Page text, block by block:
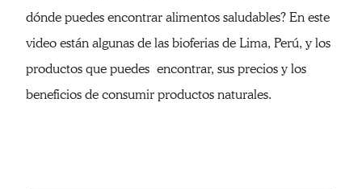
dónde puedes encontrar alimentos saludables? En este
video están algunas de las bioferias de Lima, Perú, y los
productos que puedes encontrar, sus precios y los
beneficios de consumir productos naturales.